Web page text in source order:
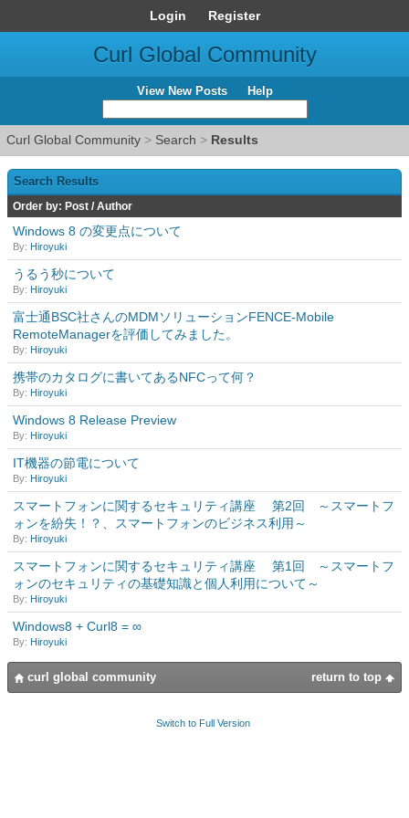
Login Register
Curl Global Community
View New Posts Help
Curl Global Community > Search > Results
Search Results
Order by: Post / Author
Windows 8 の変更点について
By: Hiroyuki
うるう秒について
By: Hiroyuki
富士通BSC社さんのMDMソリューションFENCE-Mobile
RemoteManagerを評価してみました。
By: Hiroyuki
携帯のカタログに書いてあるNFCって何？
By: Hiroyuki
Windows 8 Release Preview
By: Hiroyuki
IT機器の節電について
By: Hiroyuki
スマートフォンに関するセキュリティ講座 第2回 ～スマートフ
ォンを紛失！？、スマートフォンのビジネス利用～
By: Hiroyuki
スマートフォンに関するセキュリティ講座 第1回 ～スマートフ
ォンのセキュリティの基礎知識と個人利用について～
By: Hiroyuki
Windows8 + Curl8 = ∞
By: Hiroyuki
return to top
curl global community
Switch to Full Version